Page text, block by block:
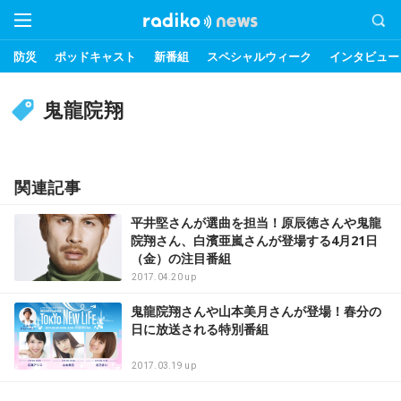
防災 ポッドキャスト 新番組 スペシャルウィーク インタビュー
鬼龍院翔
関連記事
平井堅さんが選曲を担当！原辰徳さんや鬼龍
院翔さん、白濱亜嵐さんが登場する4月21日
（金）の注目番組
2017.04.20 up
鬼龍院翔さんや山本美月さんが登場！春分の
日に放送される特別番組
2017.03.19 up